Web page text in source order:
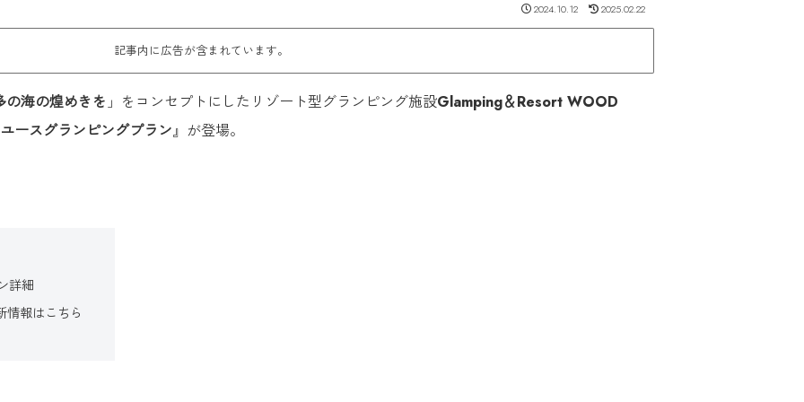
2024.10.12 2025.02.22
記事内に広告が含まれています。
海の煌めきを 」をコンセプトにしたリゾート型グランピング施設Glamping＆Resort WOOD
ースグランピングプラン』が登場。
詳細
情報はこちら